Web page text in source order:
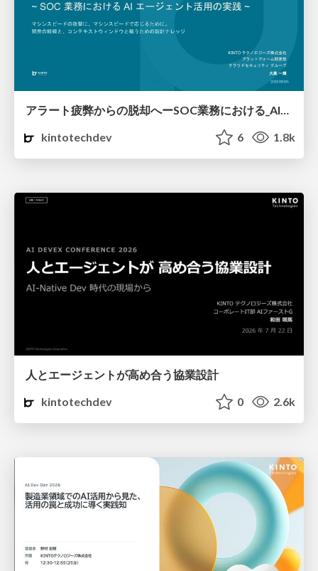
kintotechdev
6 1.8k
人とエージェントが高め合う協業設計
kintotechdev
0 2.6k